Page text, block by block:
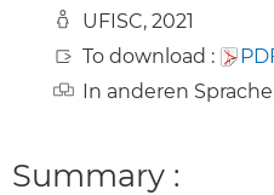
UFISC, 2021
To download :
In anderen
Summary :